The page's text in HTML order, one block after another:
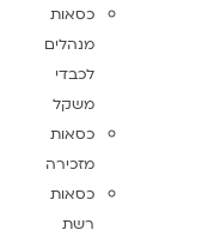
כסאות
מנהלים
לכבדי
משקל
כסאות
מזכירה
כסאות
רשת